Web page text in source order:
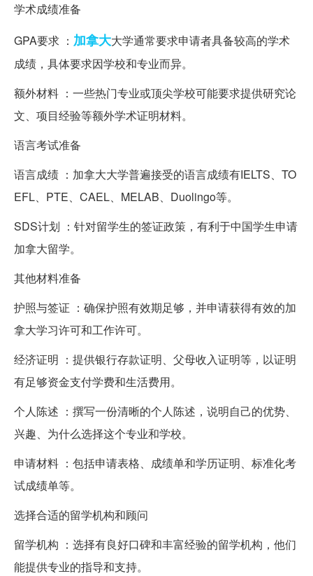
学术成绩准备
GPA要求 ： 加拿大大学通常要求申请者具备较高的学术
成绩，具体要求因学校和专业而异。
额外材料 ：一些热门专业或顶尖学校可能要求提供研究论
文、项目经验等额外学术证明材料。
语言考试准备
语言成绩 ：加拿大大学普遍接受的语言成绩有IELTS、TO
EFL、PTE、CAEL、MELAB、Duolingo等。
SDS计划 ：针对留学生的签证政策，有利于中国学生申请
加拿大留学。
其他材料准备
护照与签证 ：确保护照有效期足够，并申请获得有效的加
拿大学习许可和工作许可。
经济证明 ：提供银行存款证明、父母收入证明等，以证明
有足够资金支付学费和生活费用。
个人陈述 ：撰写一份清晰的个人陈述，说明自己的优势、
兴趣、为什么选择这个专业和学校。
申请材料 ：包括申请表格、成绩单和学历证明、标准化考
试成绩单等。
选择合适的留学机构和顾问
留学机构 ：选择有良好口碑和丰富经验的留学机构，他们
能提供专业的指导和支持。